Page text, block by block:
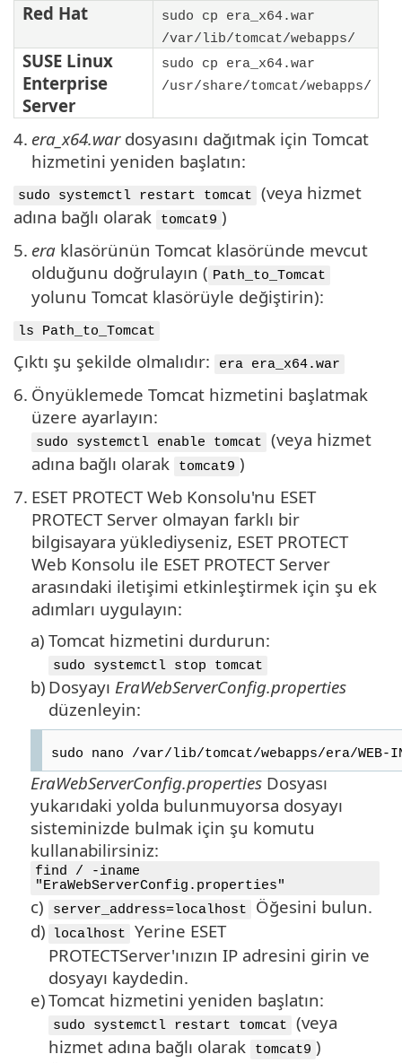
Red Hat
sudo cp era_x64.war
/var/lib/tomcat/webapps/
SUSE Linux
Enterprise
Server
sudo cp era_x64.war
/usr/share/tomcat/webapps/
4. era_x64.wardosyasını dağıtmak için Tomcat
hizmetini yeniden başlatın:
sudo systemctl restart tomcat
(veya hizmet
adına bağlı olarak
tomcat9 )
5. era klasörünün Tomcat klasöründe mevcut
olduğunu doğrulayın ( Path_to_Tomcat
yolunu Tomcat klasörüyle değiştirin):
ls Path_to_Tomcat
Çıktı şu şekilde olmalıdır: era era_x64.war
6. Önyüklemede Tomcat hizmetini başlatmak
üzere ayarlayın:
sudo systemctl enable tomcat
(veya hizmet
adına bağlı olarak
tomcat9 )
7. ESET PROTECT Web Konsolu'nu ESET
PROTECT Server olmayan farklı bir
bilgisayara yüklediyseniz, ESET PROTECT
Web Konsolu ile ESET PROTECT Server
arasındaki iletişimi etkinleştirmek için şu ek
adımları uygulayın:
a) Tomcat hizmetini durdurun:
sudo systemctl stop tomcat
b) Dosyayı EraWebServerConfig.properties
düzenleyin:
sudo nano /var/lib/tomcat/webapps/era/
EraWebServerConfig.properties Dosyası
yukarıdaki yolda bulunmuyorsa dosyayı
sisteminizde bulmak için şu komutu
kullanabilirsiniz:
find / -iname
"EraWebServerConfig.properties"
c) server_address=localhost
Öğesini bulun.
d)
localhost
Yerine ESET
PROTECTServer'ınızın IP adresini girin ve
dosyayı kaydedin.
e)Tomcat hizmetini yeniden başlatın:
sudo systemctl restart tomcat
(veya
hizmet adına bağlı olarak
tomcat9 )